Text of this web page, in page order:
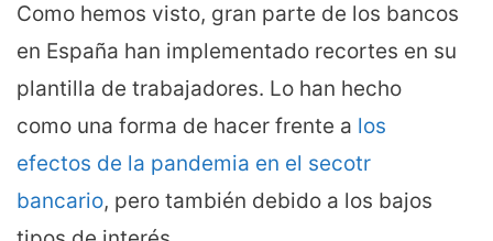
Como hemos visto, gran parte de los bancos
en España han implementado recortes en su
plantilla de trabajadores. Lo han hecho
como una forma de hacer frente a los
efectos de la pandemia en el secotr
bancario, pero también debido a los bajos